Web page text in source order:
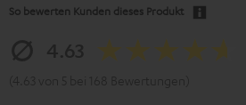
So bewerten Kunden dieses Produkt